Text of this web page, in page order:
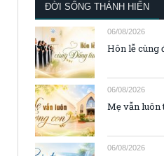
ĐỜI SỐNG THÁNH HIẾN
06/08/2026
Hôn lễ cùng
06/08/2026
Mẹ vẫn luôn
06/08/2026